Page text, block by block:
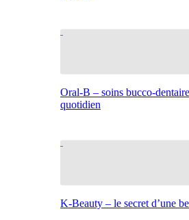
Oral-B – soins bucco-
quotidien
K-Beauty – le secret d’une